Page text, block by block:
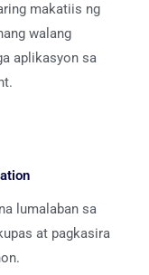
makatiis ng
walang
aplikasyon sa
lumalaban sa
at pagkasira